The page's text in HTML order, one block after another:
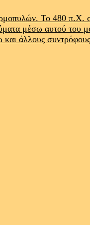
Το 480
μέσω αυτού του
άλλους